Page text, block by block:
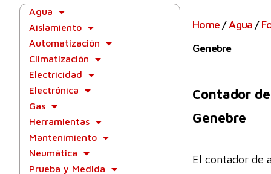
Agua
Aislamiento
Automatización
Climatización
Electricidad
Electrónica
Gas
Herramientas
Mantenimiento
Neumática
Prueba y Medida
Home /Agua/
Genebre
Contador
Genebre
El contador de